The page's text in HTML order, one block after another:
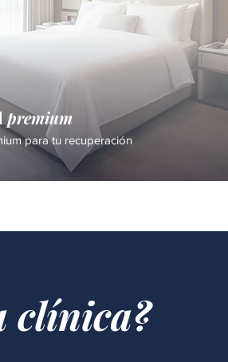
premium
para tu recuperación
clínica?